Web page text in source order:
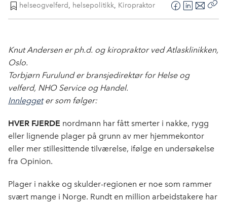
helseogvelferd, helsepolitikk, Kiropraktor
F
a
e
o
L
i
k
E
-
o
Knut Andersen er ph.d. og kiropraktor ved Atlasklinikken,
Oslo.
Torbjørn Furulund er bransjedirektør for Helse og
velferd, NHO Service og Handel.
Innleggeter som følger:
HVER FJERDE nordmann har fått smerter i nakke, rygg
eller lignende plager på grunn av mer hjemmekontor
eller mer stillesittende tilværelse, ifølge en undersøkelse
fra Opinion.
Plager i nakke og skulder-regionen er noe som rammer
svært mange i Norge. Rundt en million arbeidstakere har